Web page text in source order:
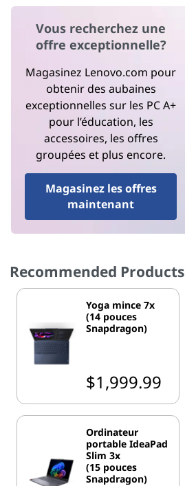
Vous recherchez une
offre exceptionnelle?
Magasinez Lenovo.com pour
obtenir des aubaines
exceptionnelles sur les PC A+
pour l’éducation, les
accessoires, les offres
groupées et plus encore.
Magasinez les offres
maintenant
Recommended Products
Yoga mince 7x
(14 pouces
Snapdragon)
$1,999.99
Ordinateur
portable IdeaPad
Slim 3x
(15 pouces
Snapdragon)